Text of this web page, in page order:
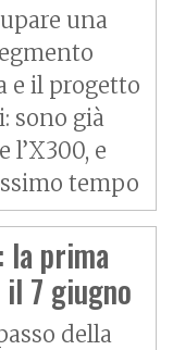
una
e il progetto
sono già
l’X300, e
tempo
la prima
7 giugno
della